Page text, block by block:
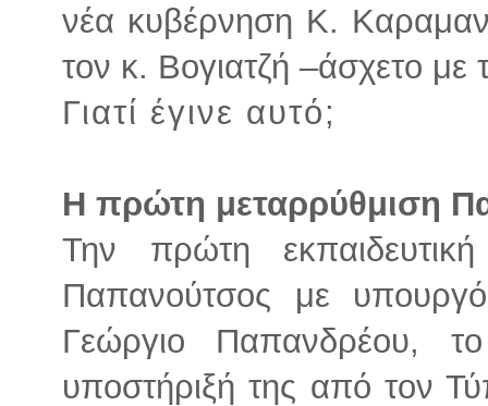
νέα κυβέρνηση Κ.
τον κ. Βογιατζή –άσχετο με
Γιατί έγινε αυτό;
Η πρώτη μεταρρύθμιση
Την πρώτη
Παπανούτσος με
Γεώργιο Παπανδρέου,
υποστήριξή της από τον